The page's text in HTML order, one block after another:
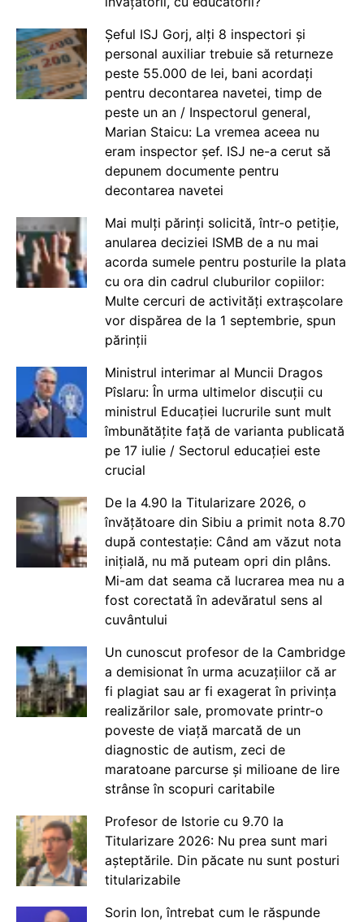
Șeful ISJ Gorj, alți 8 inspectori și
personal auxiliar trebuie să returneze
peste 55.000 de lei, bani acordați
pentru decontarea navetei, timp de
peste un an / Inspectorul general,
Marian Staicu: La vremea aceea nu
eram inspector șef. ISJ ne-a cerut să
depunem documente pentru
decontarea navetei
Mai mulți părinți solicită, într-o petiție,
anularea deciziei ISMB de a nu mai
acorda sumele pentru posturile la plata
cu ora din cadrul cluburilor copiilor:
Multe cercuri de activități extrașcolare
vor dispărea de la 1 septembrie, spun
părinții
Ministrul interimar al Muncii Dragos
Pîslaru: În urma ultimelor discuții cu
ministrul Educației lucrurile sunt mult
îmbunătățite față de varianta publicată
pe 17 iulie / Sectorul educației este
crucial
De la 4.90 la Titularizare 2026, o
învățătoare din Sibiu a primit nota 8.70
după contestație: Când am văzut nota
inițială, nu mă puteam opri din plâns.
Mi-am dat seama că lucrarea mea nu a
fost corectată în adevăratul sens al
cuvântului
Un cunoscut profesor de la Cambridge
a demisionat în urma acuzațiilor că ar
fi plagiat sau ar fi exagerat în privința
realizărilor sale, promovate printr-o
poveste de viață marcată de un
diagnostic de autism, zeci de
maratoane parcurse și milioane de lire
strânse în scopuri caritabile
Profesor de Istorie cu 9.70 la
Titularizare 2026: Nu prea sunt mari
așteptările. Din păcate nu sunt posturi
titularizabile
Sorin Ion, întrebat cum le răspunde